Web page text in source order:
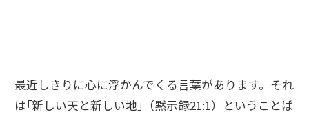
最近しきりに心に浮かんでくる言葉があります。それ
は｢新しい天と新しい地｣（黙示録21:1）ということば